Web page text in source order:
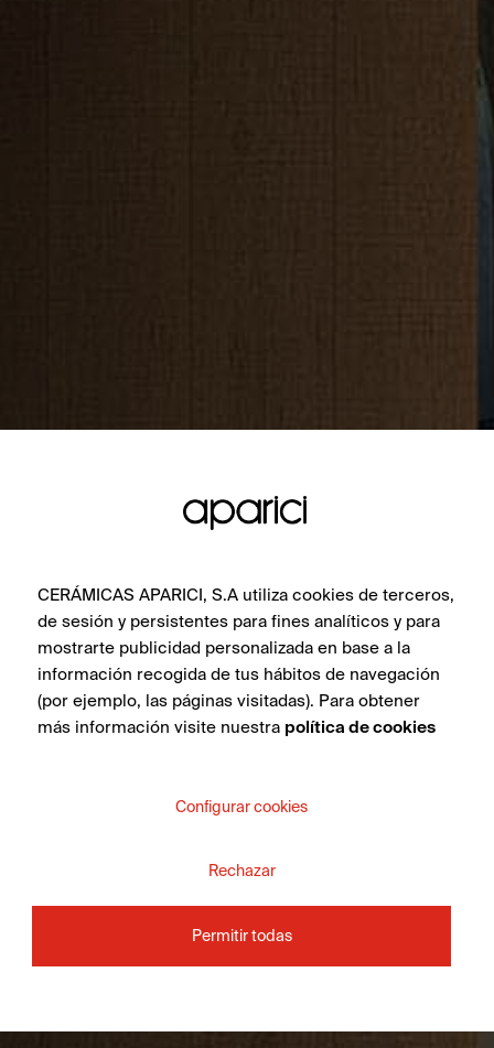
CERÁMICAS APARICI, S.A utiliza cookies de terceros,
de sesión y persistentes para fines analíticos y para
mostrarte publicidad personalizada en base a la
información recogida de tus hábitos de navegación
(por ejemplo, las páginas visitadas). Para obtener
más información visite nuestra política de cookies
Configurar cookies
Rechazar
Permitir todas